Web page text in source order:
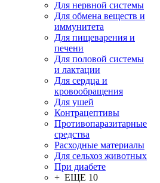
Для нервной системы
Для обмена веществ и
иммунитета
Для пищеварения и
печени
Для половой системы
и лактации
Для сердца и
кровообращения
Для ушей
Контрацептивы
Противопаразитарные
средства
Расходные материалы
Для сельхоз животных
При диабете
+ ЕЩЕ 10